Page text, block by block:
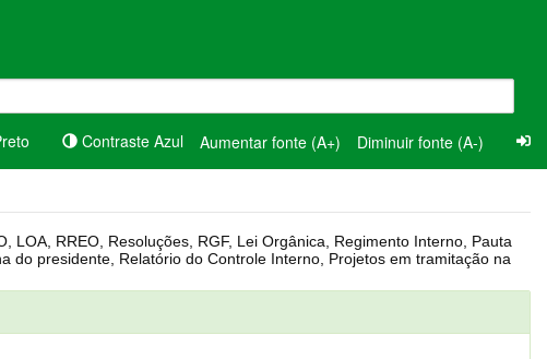
Contraste Azul Aumentar fonte (A+) Diminuir fonte (A-)